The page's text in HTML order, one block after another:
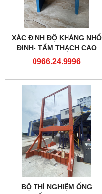
XÁC ĐỊNH ĐỘ KHÁNG NHỔ
ĐINH- TẤM THẠCH CAO
0966.24.9996
BỘ THÍ NGHIỆM ỐNG